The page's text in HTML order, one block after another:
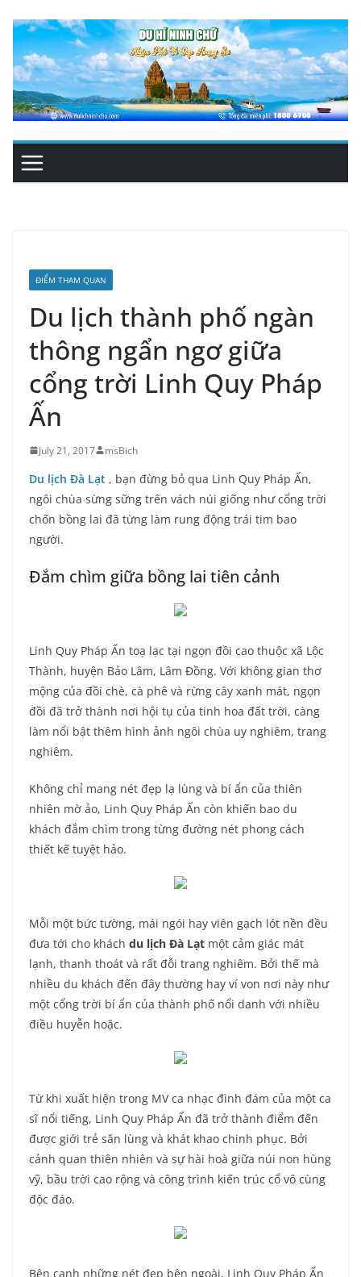
content
ĐIỂM THAM QUAN
Du lịch thành phố ngàn
thông ngẩn ngơ giữa
cổng trời Linh Quy Pháp
Ấn
July 21, 2017 msBich
Du lịch Đà Lạt , bạn đừng bỏ qua Linh Quy Pháp Ấn,
ngôi chùa sừng sững trên vách núi giống như cổng trời
chốn bồng lai đã từng làm rung động trái tim bao
người.
Đắm chìm giữa bồng lai tiên cảnh
Linh Quy Pháp Ấn toạ lạc tại ngọn đồi cao thuộc xã Lộc
Thành, huyện Bảo Lâm, Lâm Đồng. Với không gian thơ
mộng của đồi chè, cà phê và rừng cây xanh mát, ngọn
đồi đã trở thành nơi hội tụ của tinh hoa đất trời, càng
làm nổi bật thêm hình ảnh ngôi chùa uy nghiêm, trang
nghiêm.
Không chỉ mang nét đẹp lạ lùng và bí ẩn của thiên
nhiên mờ ảo, Linh Quy Pháp Ấn còn khiến bao du
khách đắm chìm trong từng đường nét phong cách
thiết kế tuyệt hảo.
Mỗi một bức tường, mái ngói hay viên gạch lót nền đều
đưa tới cho khách du lịch Đà Lạt một cảm giác mát
lạnh, thanh thoát và rất đỗi trang nghiêm. Bởi thế mà
nhiều du khách đến đây thường hay ví von nơi này như
một cổng trời bí ẩn của thành phố nổi danh với nhiều
điều huyễn hoặc.
Từ khi xuất hiện trong MV ca nhạc đình đám của một ca
sĩ nổi tiếng, Linh Quy Pháp Ấn đã trở thành điểm đến
được giới trẻ săn lùng và khát khao chinh phục. Bởi
cảnh quan thiên nhiên và sự hài hoà giữa núi non hùng
vỹ, bầu trời cao rộng và công trình kiến trúc cổ vô cùng
độc đáo.
Bên cạnh những nét đẹp bên ngoài, Linh Quy Pháp Ấn